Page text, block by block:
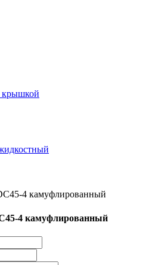
крышкой
4 камуфлированный